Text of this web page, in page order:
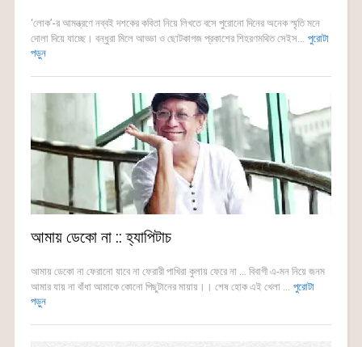
‘লোক’-র আমন্ত্রণে নব্বই দশকের কবিতা নিয়ে লিখতে বসে পুরোনো দিনের অনেক স্মৃতি মনে
দোলা দিয়ে যাচ্ছে। বন্ধুরা মিলে আড্ডা ও ছোটকাগজ প্রকাশের শিহরণমথিত সেইস... পুরোটা
পড়ুন
আমায় ডেকো না :: হ্যাপিটাচ
আমায় ডেকো না ফেরানো যাবে না ফেরারী পাখিরা কুলায় ফেরে না … বিবাগী এ-মন নিয়ে জনম
আমার যায় না বাঁধা আমাকে কোনো পিছুটানের মায়ায়।। শেষ হোক এই খেলা ... পুরোটা
পড়ুন